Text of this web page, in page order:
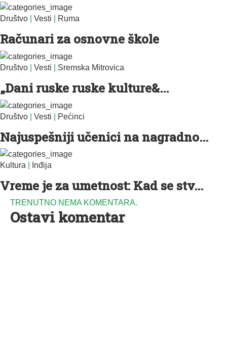
Društvo Vesti Ruma
Računari za osnovne škole
Društvo Vesti Sremska Mitrovica
„Dani ruske ruske kulture&...
Društvo Vesti Pećinci
Najuspešniji učenici na nagradno...
Kultura Inđija
Vreme je za umetnost: Kad se stv...
TRENUTNO NEMA KOMENTARA.
Ostavi komentar